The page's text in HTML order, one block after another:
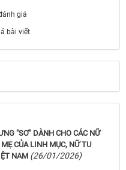
giá
bài viết
"SƠ" DÀNH CHO CÁC NỮ
CỦA LINH MỤC, NỮ TU
NAM (26/01/2026)